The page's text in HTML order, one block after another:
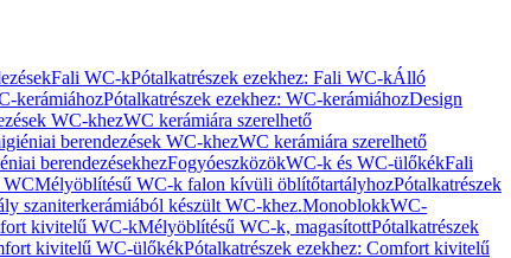
Fali WC-kPótalkatrészek ezekhez: Fali WC-kÁlló
kerámiáhozPótalkatrészek ezekhez: WC-kerámiáhozDesign
WC-khezWC kerámiára szerelhető
berendezések WC-khezWC kerámiára szerelhető
berendezésekhezFogyóeszközökWC-k és WC-ülőkékFali
WCMélyöblítésű WC-k falon kívüli öblítőtartályhozPótalkatrészek
szaniterkerámiából készült WC-khez.MonoblokkWC-
kivitelű WC-kMélyöblítésű WC-k, magasítottPótalkatrészek
kivitelű WC-ülőkékPótalkatrészek ezekhez: Comfort kivitelű